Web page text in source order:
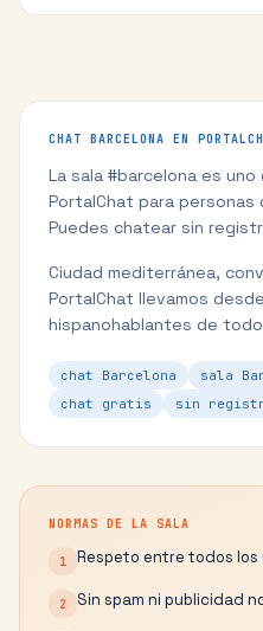
CHAT BARCELONA EN
La sala #barcelona es uno
PortalChat para personas
Puedes chatear sin
Ciudad mediterránea,
PortalChat llevamos
hispanohablantes de
chat Barcelona sala
chat gratis
sin
NORMAS DE LA SALA
1 Respeto entre todos los
2 Sin spam ni publicidad